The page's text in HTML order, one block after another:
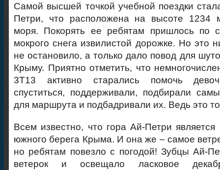
Самой высшей точкой учебной поездки
Петри, что расположена на высоте 1234
моря. Покорять ее ребятам пришлось по
мокрого снега извилистой дорожке. Но это
не остановило, а только дало повод для
Крыму. Приятно отметить, что
3Т13 активно старались помочь
спуститься, поддерживали, подбирали
для маршрута и подбадривали их. Ведь это
Всем известно, что гора Ай-Петри является
южного берега Крыма. И она же – самое
но ребятам повезло с погодой! Зубцы Ай-
ветерок и освещало ласковое